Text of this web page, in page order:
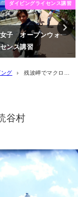
ダイビングスキル
ダイビングライセン
編
グ
残波岬でマクロダ
谷村